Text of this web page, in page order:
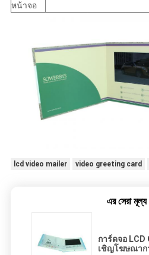
หน้าจอ
lcd video mailer video greeting card
এর সেরা মূল্য
การ์ดจอ LCD
เชิญโฆษณาก